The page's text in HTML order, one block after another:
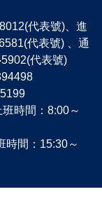
代表號)、進
代表號) 、通
代表號)
時間：8:00～
間：15:30～